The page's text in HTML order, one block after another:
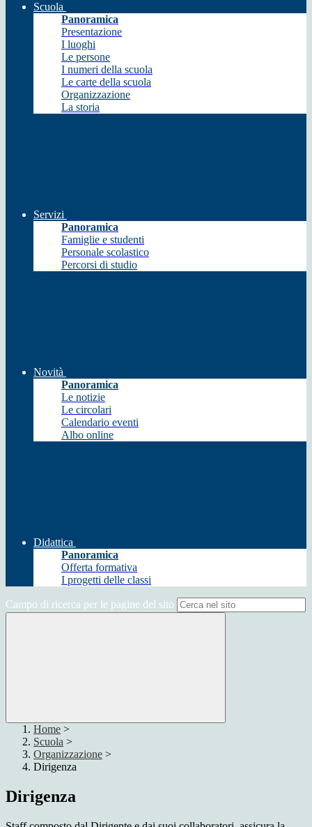
Scuola
Panoramica
Presentazione
I luoghi
Le persone
I numeri della scuola
Le carte della scuola
Organizzazione
La storia
Servizi
Panoramica
Famiglie e studenti
Personale scolastico
Percorsi di studio
Novità
Panoramica
Le notizie
Le circolari
Calendario eventi
Albo online
Didattica
Panoramica
Offerta formativa
I progetti delle classi
Campo di ricerca per le pagine del sito
Home >
Scuola >
Organizzazione >
Dirigenza
Dirigenza